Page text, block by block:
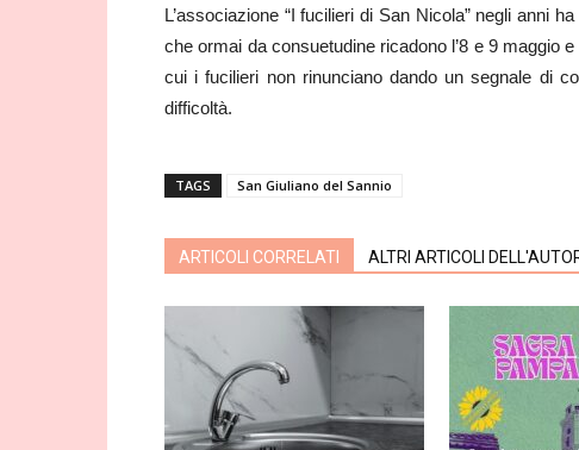
L’associazione “I fucilieri di San Nicola” negli anni
che ormai da consuetudine ricadono l’8 e 9 maggio
cui i fucilieri non rinunciano dando un segnale di
difficoltà.
TAGS San Giuliano del Sannio
ARTICOLI CORRELATI ALTRI ARTICOLI